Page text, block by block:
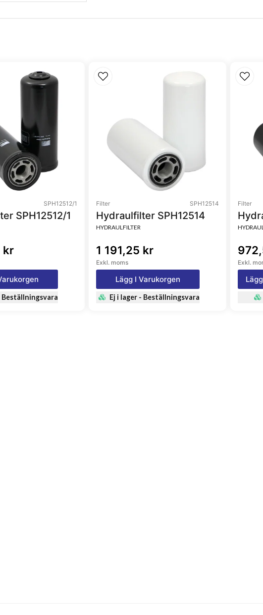
SPH12512/1
SPH12512/1
kr
Beställningsvara
Filter SPH12514
Hydraulfilter SPH12514
HYDRAULFILTER
1 191,25 kr
Exkl. moms
Lägg I Varukorgen
Ej i lager - Beställningsvara
Filter
Exkl.